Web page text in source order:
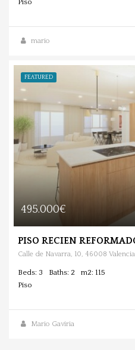
Piso
mario
FEATURED
495.000€
Calle de Navarra, 10, 46008 Valencia
Beds: 3 Baths: 2
m2: 115
Piso
Mario Gaviria